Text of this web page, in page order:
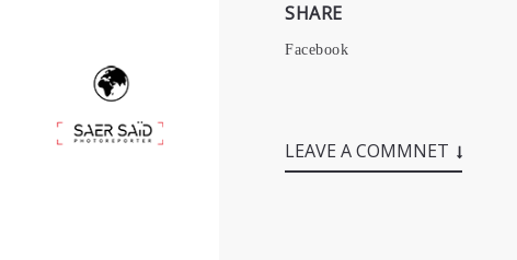
SHARE
Facebook
LEAVE A COMMNET